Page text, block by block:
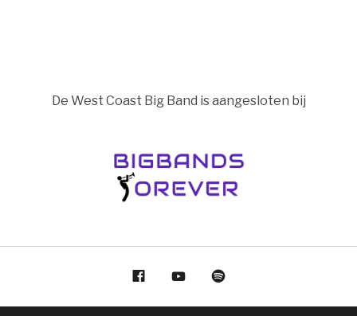
De West Coast Big Band is aangesloten bij
Spotify